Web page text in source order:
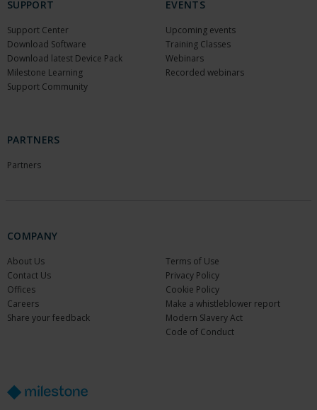
SUPPORT
Support Center
Download Software
Download latest Device Pack
Milestone Learning
Support Community
EVENTS
Upcoming events
Training Classes
Webinars
Recorded webinars
PARTNERS
Partners
COMPANY
About Us
Contact Us
Offices
Careers
Share your feedback
Terms of Use
Privacy Policy
Cookie Policy
Make a whistleblower report
Modern Slavery Act
Code of Conduct